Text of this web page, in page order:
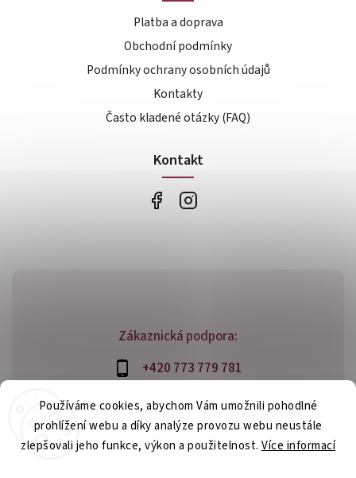
Používáme cookies, abychom Vám umožnili pohodlné
prohlížení webu a díky analýze provozu webu neustále
zlepšovali jeho funkce, výkon a použitelnost. Více informací
Zákaznická podpora:
+420 773 779 781
info@bossfood.cz
Platba a doprava
Obchodní podmínky
Podmínky ochrany osobních údajů
Kontakty
Často kladené otázky (FAQ)
Kontakt